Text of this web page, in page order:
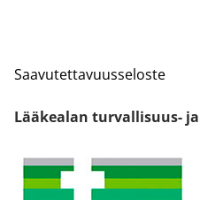
Saavutettavuusseloste
Lääkealan turvallisuus-